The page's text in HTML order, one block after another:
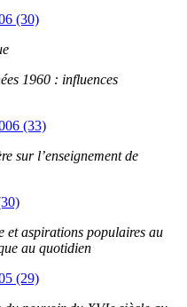
(30)
1960 : influences
(33)
sur l’enseignement de
et aspirations populaires au
au quotidien
(29)